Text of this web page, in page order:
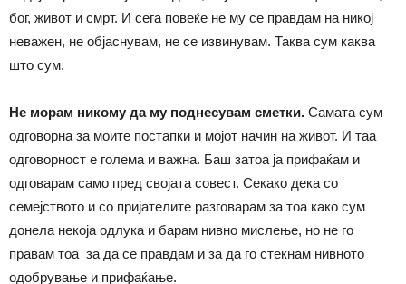
бог, живот и смрт. И сега повеќе не му се правдам на никој
неважен, не објаснувам, не се извинувам. Таква сум каква
што сум.
Не морам никому да му поднесувам сметки. Самата сум
одговорна за моите постапки и мојот начин на живот. И таа
одговорност е голема и важнa. Баш затоа ја прифаќам и
одговарам само пред својата совест. Секако дека со
семејството и со пријателите разговарам за тоа како сум
донела некоја одлука и барам нивно мислење, но не го
правам тоа за да се правдам и за да го стекнам нивното
одобрување и прифаќање.